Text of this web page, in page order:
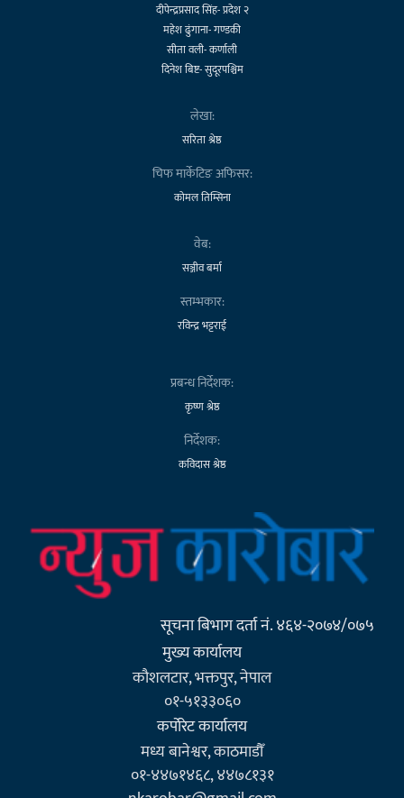
दीपेन्द्रप्रसाद सिंह- प्रदेश २
महेश ढुंगाना- गण्डकी
सीता वली- कर्णाली
दिनेश बिष्ट- सुदूरपश्चिम
लेखा:
सरिता श्रेष्ठ
चिफ मार्केटिङ अफिसर:
कोमल तिम्सिना
वेब:
सञ्जीव बर्मा
स्तम्भकार:
रविन्द्र भट्टराई
प्रबन्ध निर्देशक:
कृष्ण श्रेष्ठ
निर्देशक:
कविदास श्रेष्ठ
सूचना बिभाग दर्ता नं. ४६४-२०७४/०७५
मुख्य कार्यालय
कौशलटार, भक्तपुर, नेपाल
०१-५१३३०६०
कर्पाेरेट कार्यालय
मध्य बानेश्वर, काठमाडौँ
०१-४४७१४६८, ४४७८१३१